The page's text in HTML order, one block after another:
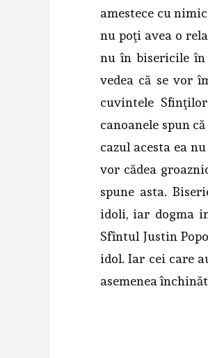
amestece cu
nu poţi avea o
nu în bisericile în
vedea că se vor
cuvintele
canoanele spun
cazul acesta ea
vor cădea
spune asta.
idoli, iar dogma
Sfîntul Justin
idol. Iar cei care
asemenea